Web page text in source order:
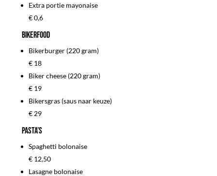
Extra portie mayonaise
€ 0,6
Bikerfood
Bikerburger (220 gram)
€ 18
Biker cheese (220 gram)
€ 19
Bikersgras (saus naar keuze)
€ 29
Pasta’s
Spaghetti bolonaise
€ 12,50
Lasagne bolonaise